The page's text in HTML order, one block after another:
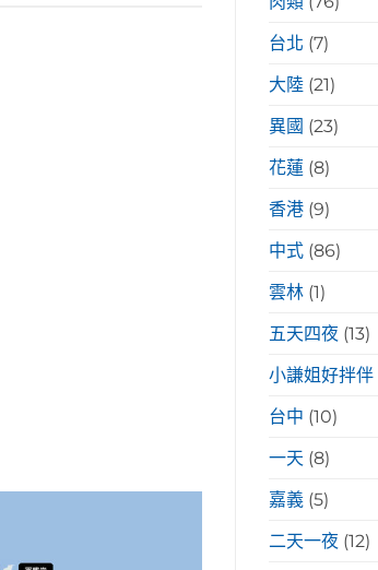
台北 (7)
大陸 (21)
異國 (23)
花蓮 (8)
香港 (9)
中式 (86)
雲林 (1)
五天四夜 (13)
小謙姐好拌伴
台中 (10)
一天 (8)
嘉義 (5)
二天一夜 (12)